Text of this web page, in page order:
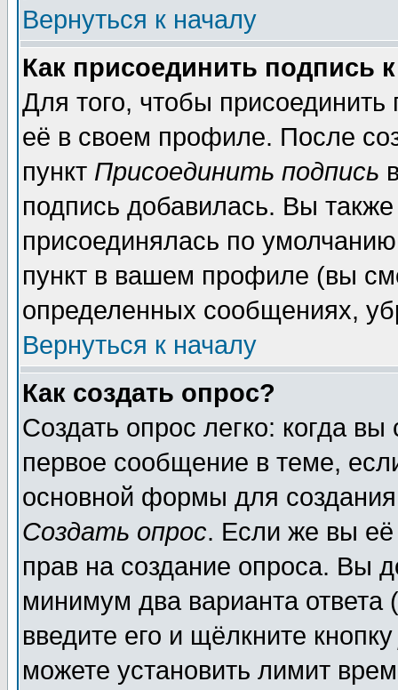
Вернуться к началу
Как присоединить подпись
Для того, чтобы
её в своем профиле. После
пункт Присоединить подпись
подпись добавилась. Вы
присоединялась по
пункт в вашем профиле (вы
определенных сообщениях,
Вернуться к началу
Как создать опрос?
Создать опрос легко: когда
первое сообщение в теме,
основной формы для
Создать опрос. Если же вы её
прав на создание опроса. Вы
минимум два варианта ответа
введите его и щёлкните
можете установить лимит